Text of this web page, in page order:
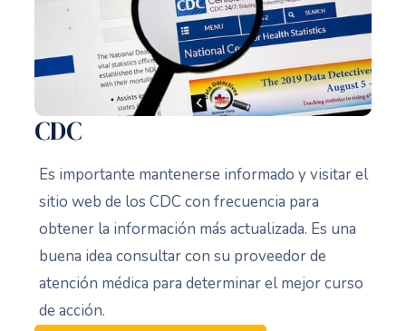
CDC
Es importante mantenerse informado y visitar el
sitio web de los CDC con frecuencia para
obtener la información más actualizada. Es una
buena idea consultar con su proveedor de
atención médica para determinar el mejor curso
de acción.